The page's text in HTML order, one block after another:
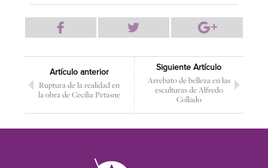
Artículo anterior
Ruptura de la realidad en
la obra de Cecilia Petasne
Siguiente Artículo
Arrebato de belleza en las
esculturas de Alfredo
Collado